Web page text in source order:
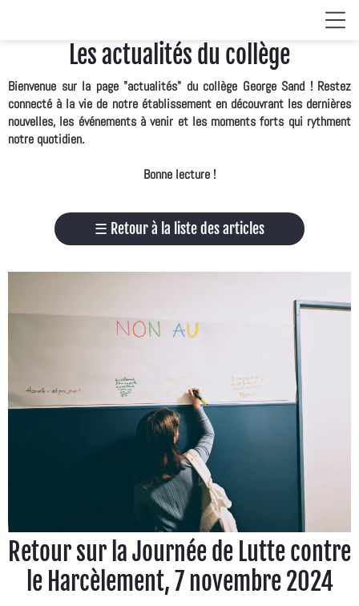
Les actualités du collège
Bienvenue sur la page "actualités" du collège George Sand ! Restez
connecté à la vie de notre établissement en découvrant les dernières
nouvelles, les événements à venir et les moments forts qui rythment
notre quotidien.
Bonne lecture !
☰ Retour à la liste des articles
Retour sur la Journée de Lutte contre
le Harcèlement, 7 novembre 2024